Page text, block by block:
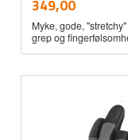
349,00mva.
Myke, gode,
grep og